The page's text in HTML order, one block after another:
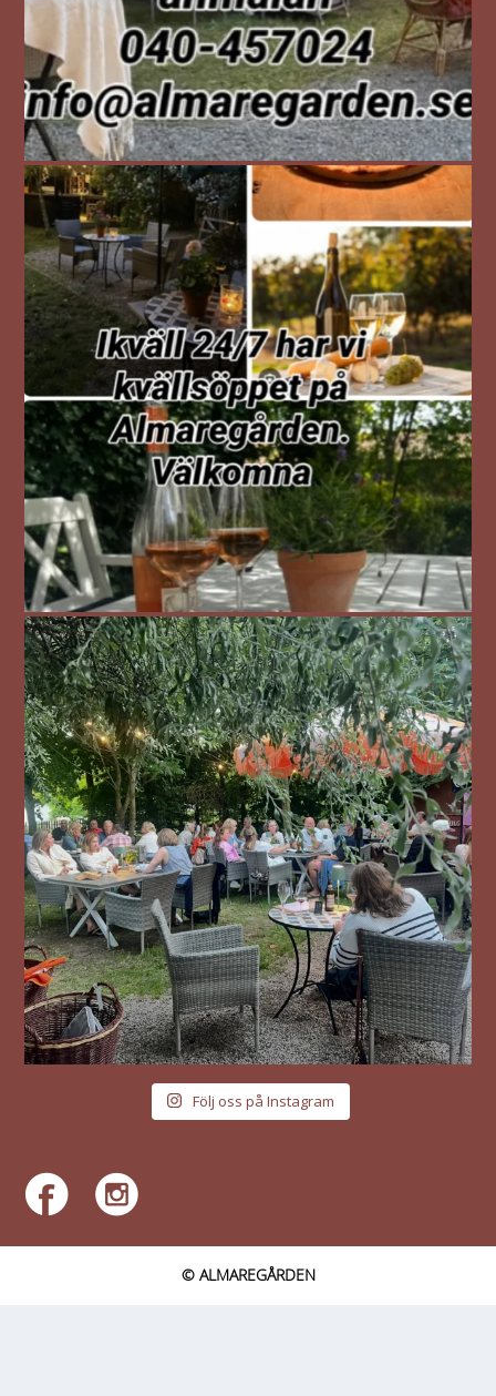
Följ oss på Instagram
© ALMAREGÅRDEN